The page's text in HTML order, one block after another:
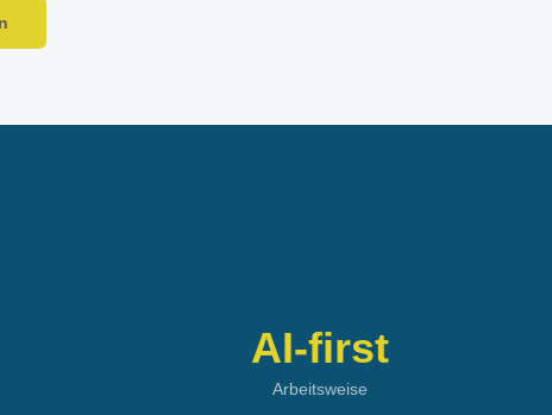
AI-first
Arbeitsweise